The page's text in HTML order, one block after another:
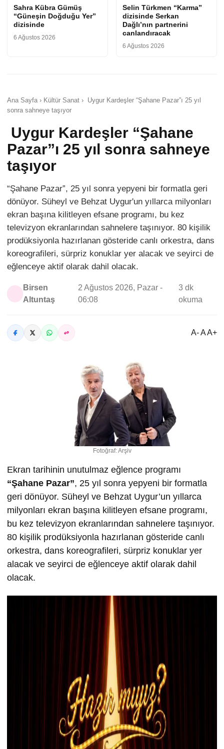
Sahra Kübra Gümüş
“Güneşin Doğduğu Yer”
dizisinde
6 Ağustos 2026
Selin Türkmen “Karma”
dizisinde Serkan
Dağlı’nın partnerini
canlandıracak
6 Ağustos 2026
Ana Sayfa › Kültür Sanat › Uygur Kardeşler “Şahane Pazar”ı 25 yıl
sonra sahneye taşıyor
Uygur Kardeşler “Şahane
Pazar”ı 25 yıl sonra sahneye
taşıyor
“Şahane Pazar”, 25 yıl sonra yepyeni bir formatla geri
dönüyor. Süheyl ve Behzat Uygur'un yıllarca milyonları
ekran başına kilitleyen efsane programı, bu kez
televizyon ekranlarından sahnelere taşınıyor. 80 kişilik
prodüksiyonla hazırlanan gösteride canlı orkestra, dans
koreografileri, sürpriz konuklar yer alacak ve seyirci de
eğlenceye aktif olarak dahil olacak.
Birsen
Altuntaş
2 Ağustos 2026, Pazar -
06:08
3 dk
okuma
A- A A+
Fotoğraf: Arşiv
Ekran tarihinin unutulmaz eğlence programı
“Şahane Pazar”, 25 yıl sonra yepyeni bir formatla
geri dönüyor. Süheyl ve Behzat Uygur’un yıllarca
milyonları ekran başına kilitleyen efsane programı,
bu kez televizyon ekranlarından sahnelere taşınıyor.
80 kişilik prodüksiyonla hazırlanan gösteride canlı
orkestra, dans koreografileri, sürpriz konuklar yer
alacak ve seyirci de eğlenceye aktif olarak dahil
olacak.